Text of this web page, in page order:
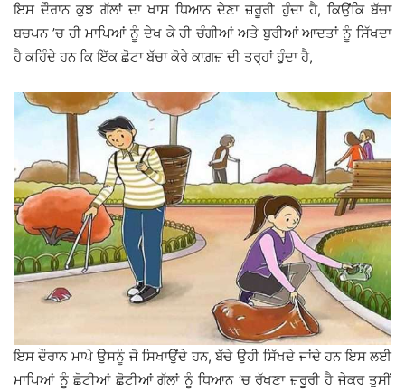
ਇਸ ਦੌਰਾਨ ਕੁਝ ਗੱਲਾਂ ਦਾ ਖਾਸ ਧਿਆਨ ਦੇਣਾ ਜ਼ਰੂਰੀ ਹੁੰਦਾ ਹੈ, ਕਿਉਂਕਿ ਬੱਚਾ
ਬਚਪਨ ’ਚ ਹੀ ਮਾਪਿਆਂ ਨੂੰ ਦੇਖ ਕੇ ਹੀ ਚੰਗੀਆਂ ਅਤੇ ਬੁਰੀਆਂ ਆਦਤਾਂ ਨੂੰ ਸਿੱਖਦਾ
ਹੈ ਕਹਿੰਦੇ ਹਨ ਕਿ ਇੱਕ ਛੋਟਾ ਬੱਚਾ ਕੋਰੇ ਕਾਗ਼ਜ਼ ਦੀ ਤਰ੍ਹਾਂ ਹੁੰਦਾ ਹੈ,
ਇਸ ਦੌਰਾਨ ਮਾਪੇ ਉਸਨੂੰ ਜੋ ਸਿਖਾਉਂਦੇ ਹਨ, ਬੱਚੇ ਉਹੀ ਸਿੱਖਦੇ ਜਾਂਦੇ ਹਨ ਇਸ ਲਈ
ਮਾਪਿਆਂ ਨੂੰ ਛੋਟੀਆਂ ਛੋਟੀਆਂ ਗੱਲਾਂ ਨੂੰ ਧਿਆਨ ’ਚ ਰੱਖਣਾ ਜ਼ਰੂਰੀ ਹੈ ਜੇਕਰ ਤੁਸੀਂ